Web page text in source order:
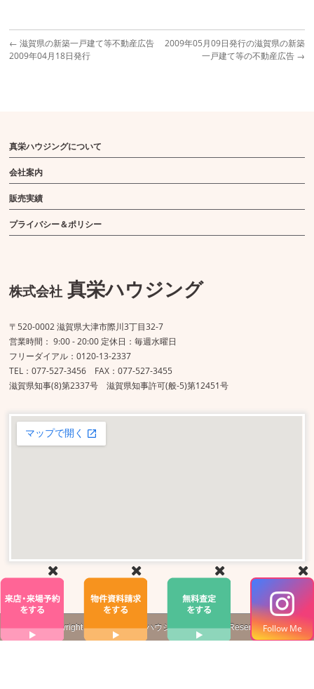
← 滋賀県の新築一戸建て等不動産広告
2009年04月18日発行
2009年05月09日発行の滋賀県の新築
一戸建て等の不動産広告 →
真栄ハウジングについて
会社案内
販売実績
プライバシー＆ポリシー
株式会社 真栄ハウジング
〒520-0002 滋賀県大津市際川3丁目32-7
営業時間： 9:00 - 20:00 定休日：毎週水曜日
フリーダイアル：0120-13-2337
TEL：077-527-3456 FAX：077-527-3455
滋賀県知事(8)第2337号 滋賀県知事許可(般-5)第12451号
Copyright ©株式会社真栄ハウジングAll Rights Reserved.Follow Me